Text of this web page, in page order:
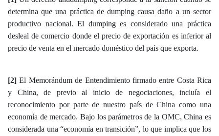
determina que una práctica de dumping causa daño a un sector
productivo nacional. El dumping es considerado una práctica
desleal de comercio donde el precio de exportación es inferior al
precio de venta en el mercado doméstico del país que exporta.
[2] El Memorándum de Entendimiento firmado entre Costa Rica
y China, de previo al inicio de negociaciones, incluía el
reconocimiento por parte de nuestro país de China como una
economía de mercado. Bajo los parámetros de la OMC, China es
considerada una “economía en transición”, lo que implica que los